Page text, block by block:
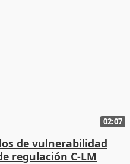
02:07
de vulnerabilidad
regulación C-LM